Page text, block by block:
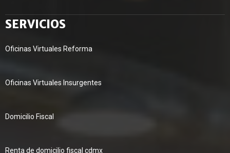
SERVICIOS
Oficinas Virtuales Reforma
Oficinas Virtuales Insurgentes
Domicilio Fiscal
Renta de domicilio fiscal cdmx